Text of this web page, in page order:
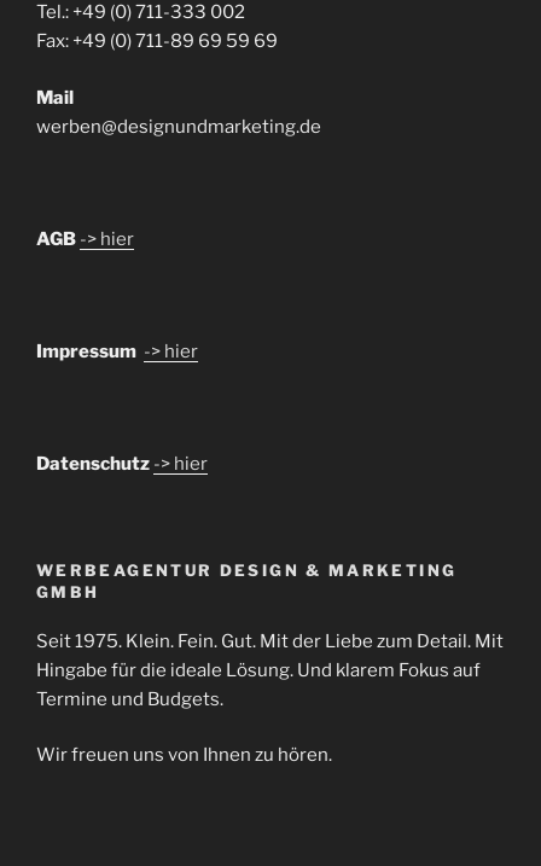
Tel.: +49 (0) 711-333 002
Fax: +49 (0) 711-89 69 59 69
Mail
werben@designundmarketing.de
AGB -> hier
Impressum -> hier
Datenschutz -> hier
WERBEAGENTUR DESIGN & MARKETING
GMBH
Seit 1975. Klein. Fein. Gut. Mit der Liebe zum Detail. Mit
Hingabe für die ideale Lösung. Und klarem Fokus auf
Termine und Budgets.
Wir freuen uns von Ihnen zu hören.